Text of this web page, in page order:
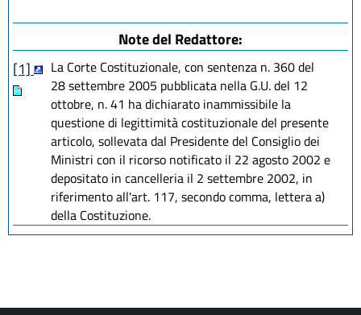
Note del Redattore:
[1]
La Corte Costituzionale, con sentenza n. 360 del
28 settembre 2005 pubblicata nella G.U. del 12
ottobre, n. 41 ha dichiarato inammissibile la
questione di legittimità costituzionale del presente
articolo, sollevata dal Presidente del Consiglio dei
Ministri con il ricorso notificato il 22 agosto 2002 e
depositato in cancelleria il 2 settembre 2002, in
riferimento all'art. 117, secondo comma, lettera a)
della Costituzione.